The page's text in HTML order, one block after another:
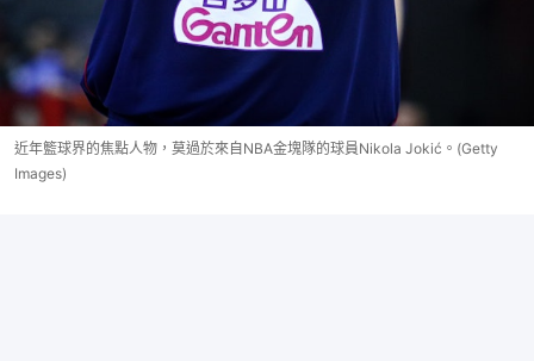
近年籃球界的焦點人物，莫過於來自NBA金塊隊的球員Nikola Jokić。(Getty
Images)